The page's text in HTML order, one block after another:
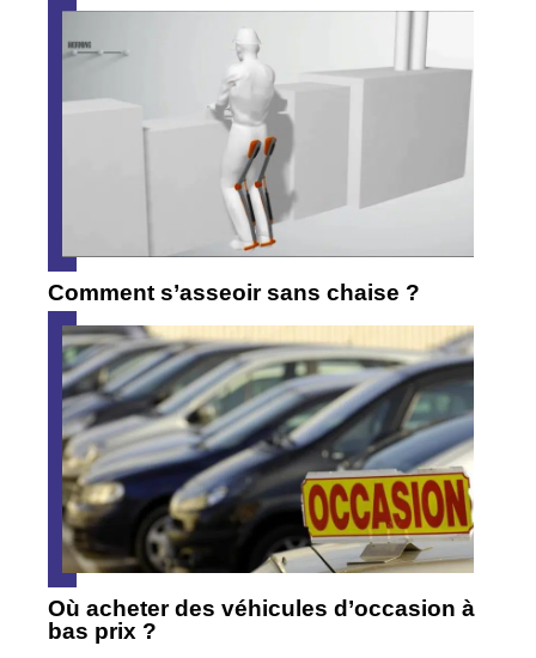
Comment s’asseoir sans chaise ?
Où acheter des véhicules d’occasion à
bas prix ?